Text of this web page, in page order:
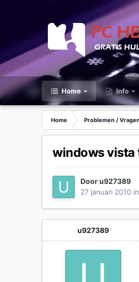
Home Info
Home Problemen /
windows vista
Dooru927389
27 januari 2010 in
u927389